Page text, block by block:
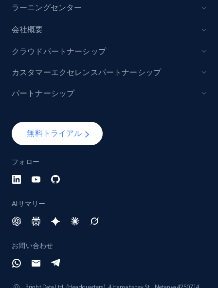
ラーニングセンター
会社概要
無料トライアル
フォロー
AIサマリー
お問い合わせ
クラウドパートナーシップ
カスタマーエクセレンスパートナーシップ
パートナーシップ